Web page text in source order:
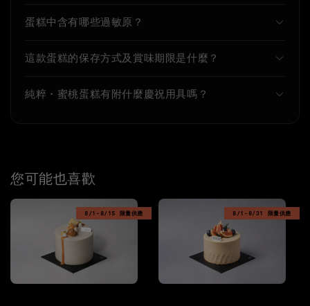
蛋糕中含有哪些過敏原？
這款蛋糕的保存方式及賞味期限是什麼？
純粹・蜜桃蛋糕有附什麼慶祝用具嗎？
您可能也喜歡
8/1-8/15 限量供應 8/1-8/31 限量供應